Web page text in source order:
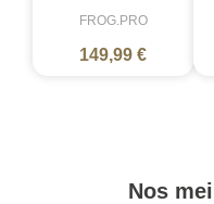
FROG.PRO
149,99 €
Nos